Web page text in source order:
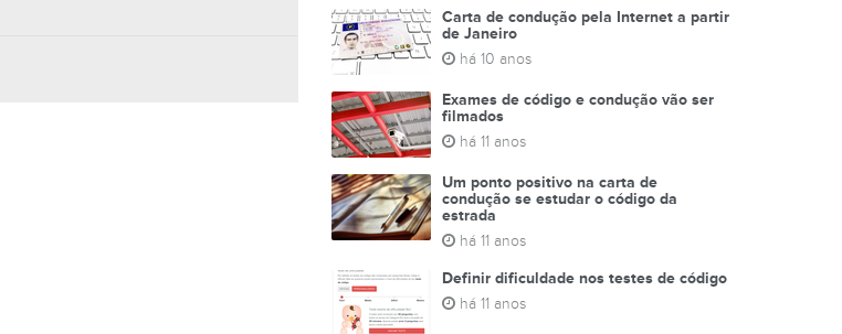
Carta de condução pela Internet a partir
de Janeiro
há 10 anos
Exames de código e condução vão ser
filmados
há 11 anos
Um ponto positivo na carta de
condução se estudar o código da
estrada
há 11 anos
Definir dificuldade nos testes de código
há 11 anos